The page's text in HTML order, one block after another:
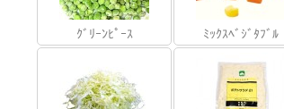
ｸﾞﾘｰﾝﾋﾟｰｽ ﾐｯｸｽﾍﾞｼﾞﾀﾌﾞﾙ